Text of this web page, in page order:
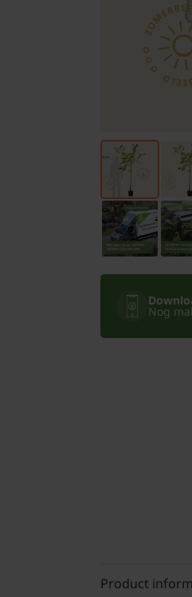
Bomen
Nog
Product